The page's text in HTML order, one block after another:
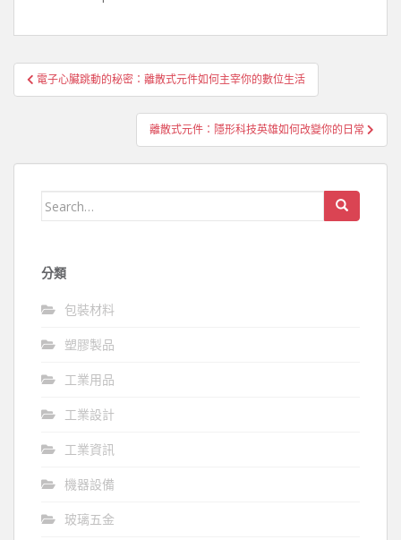
文
章
電子心臟跳動的秘密：離散式元件如何主宰你的數位生活
離散式元件：隱形科技英雄如何改變你的日常
Search
分類
包裝材料
塑膠製品
工業用品
工業設計
工業資訊
機器設備
玻璃五金